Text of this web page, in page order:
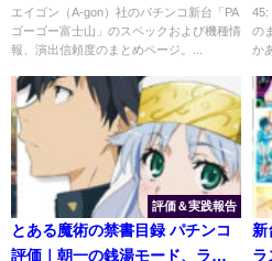
エイゴン（A-gon）社のパチンコ新台「PA
ゴーゴー富士山」のスペックおよび機種情
報、演出信頼度のまとめページ。...
ド
45:
の
か
評価＆実践報告
とある魔術の禁書目録 パチンコ
評価｜朝一の銭湯モード、ラッ
新
ラ